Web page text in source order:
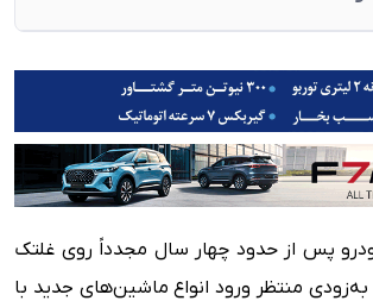
۲۰۲۲
اکسنت ۲۰۲۲
ایران
اکسنت ۲۰۲۲ در ایران
پس از حدود چهار سال مجدداً روی غلتک
به‌زودی منتظر ورود انواع ماشین‌های جدید با